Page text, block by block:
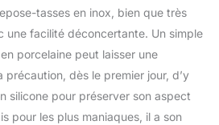
cafetière étroite
large)
tasses en inox, bien que très
une facilité déconcertante. Un simple
porcelaine peut laisser une
précaution, dès le premier jour, d’y
silicone pour préserver son aspect
pour les plus maniaques, il a son